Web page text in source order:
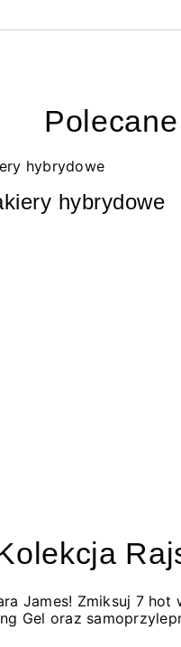
hybrydowe
James! Zmiksuj 7
Gel oraz